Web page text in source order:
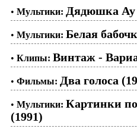
• Мультики: Дядюшка Ау
• Мультики: Белая
• Клипы: Винтаж -
• Фильмы: Два голоса
• Мультики: Картинки
(1991)